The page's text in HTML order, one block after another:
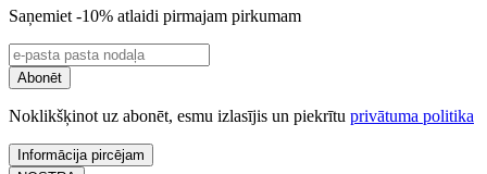
Saņemiet -10% atlaidi pirmajam pirkumam
Abonēt
Noklikšķinot uz abonēt, esmu izlasījis un piekrītu privātuma politika
Informācija pircējam